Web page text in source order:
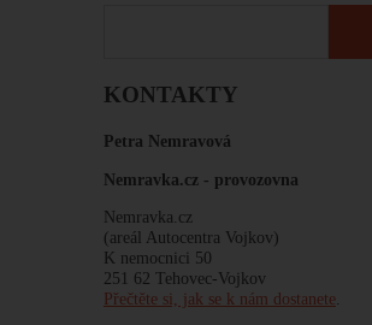
KONTAKTY
Petra Nemravová
Nemravka.cz - provozovna
Nemravka.cz
(areál Autocentra Vojkov)
K nemocnici 50
251 62 Tehovec-Vojkov
Přečtěte si, jak se k nám dostanete.